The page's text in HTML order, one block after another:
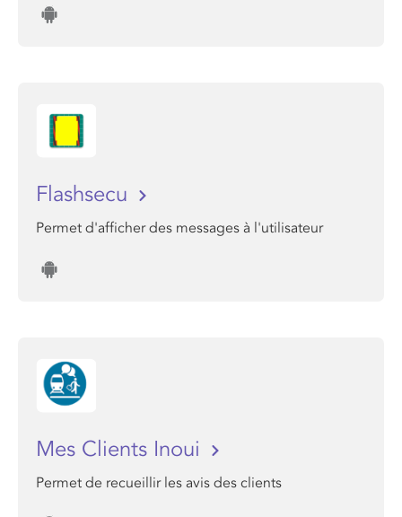
Flashsecu
Permet d'afficher des messages à l'utilisateur
Mes Clients Inoui
Permet de recueillir les avis des clients